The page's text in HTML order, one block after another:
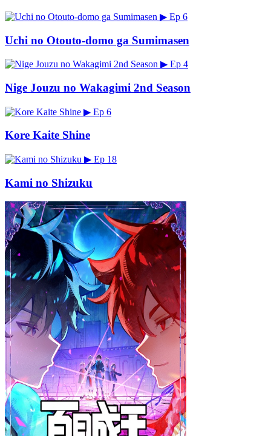
▶ Ep 6
Uchi no Otouto-domo ga Sumimasen
▶ Ep 4
Nige Jouzu no Wakagimi 2nd Season
▶ Ep 6
Kore Kaite Shine
▶ Ep 18
Kami no Shizuku